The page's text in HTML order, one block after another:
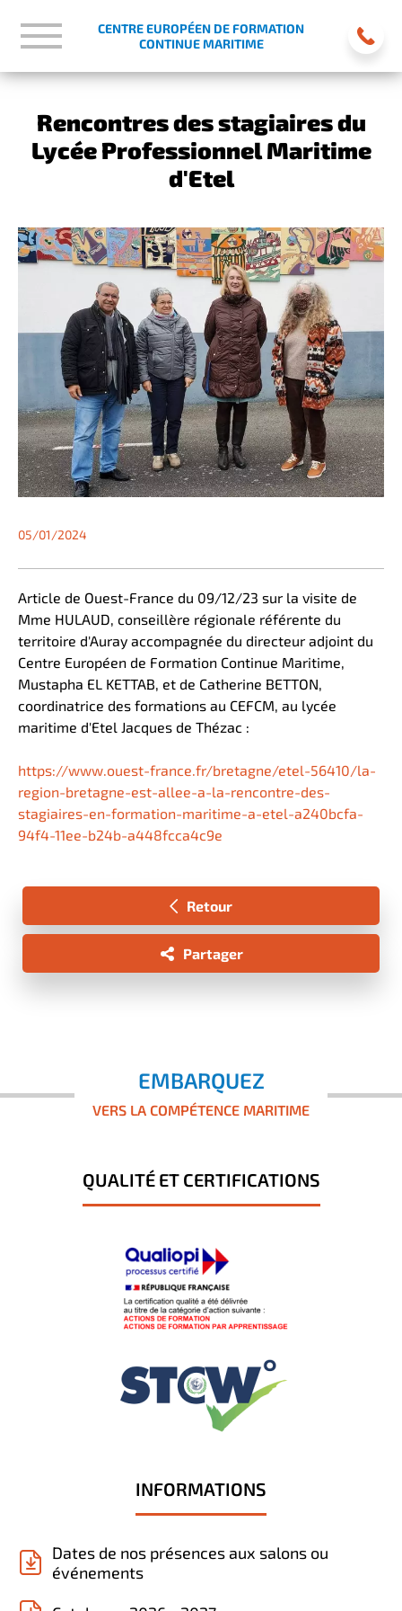
CENTRE EUROPÉEN DE FORMATION
CONTINUE MARITIME
Rencontres des stagiaires du
Lycée Professionnel Maritime
d'Etel
05/01/2024
Article de Ouest-France du 09/12/23 sur la visite de
Mme HULAUD, conseillère régionale référente du
territoire d'Auray accompagnée du directeur adjoint du
Centre Européen de Formation Continue Maritime,
Mustapha EL KETTAB, et de Catherine BETTON,
coordinatrice des formations au CEFCM, au lycée
maritime d'Etel Jacques de Thézac :
https://www.ouest-france.fr/bretagne/etel-56410/la-
region-bretagne-est-allee-a-la-rencontre-des-
stagiaires-en-formation-maritime-a-etel-a240bcfa-
94f4-11ee-b24b-a448fcca4c9e
Retour
Partager
EMBARQUEZ
VERS LA COMPÉTENCE MARITIME
QUALITÉ ET CERTIFICATIONS
INFORMATIONS
Dates de nos présences aux salons ou
événements